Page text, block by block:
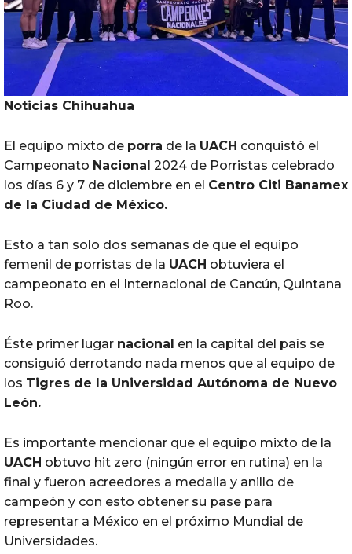
Noticias Chihuahua
El equipo mixto de porra de la UACH conquistó el
Campeonato Nacional 2024 de Porristas celebrado
los días 6 y 7 de diciembre en el Centro Citi Banamex
de la Ciudad de México.
Esto a tan solo dos semanas de que el equipo
femenil de porristas de la UACH obtuviera el
campeonato en el Internacional de Cancún, Quintana
Roo.
Éste primer lugar nacional en la capital del país se
consiguió derrotando nada menos que al equipo de
los Tigres de la Universidad Autónoma de Nuevo
León.
Es importante mencionar que el equipo mixto de la
UACH obtuvo hit zero (ningún error en rutina) en la
final y fueron acreedores a medalla y anillo de
campeón y con esto obtener su pase para
representar a México en el próximo Mundial de
Universidades.